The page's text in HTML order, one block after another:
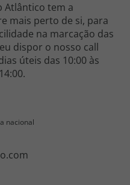
Atlântico tem a
mais perto de si, para
na marcação das
dispor o nosso call
úteis das 10:00 às
nacional